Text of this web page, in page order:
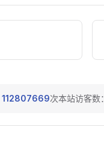
112807669次本站访客数：